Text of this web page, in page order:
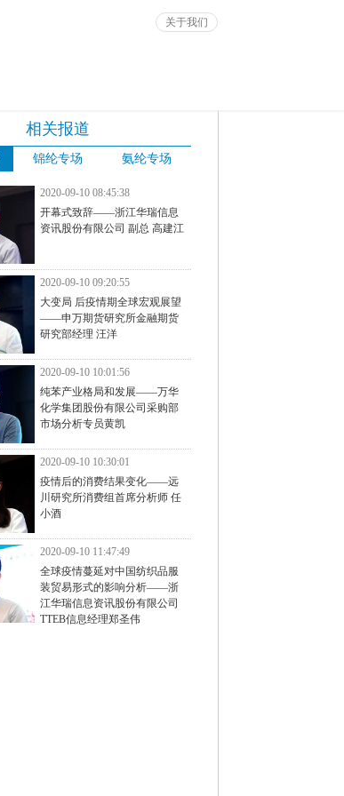
关于我们
相关报道
锦纶专场 氨纶专场
2020-09-10 08:45:38
开幕式致辞——浙江华瑞信息
资讯股份有限公司 副总 高建江
2020-09-10 09:20:55
大变局 后疫情期全球宏观展望
——申万期货研究所金融期货
研究部经理 汪洋
2020-09-10 10:01:56
纯苯产业格局和发展——万华
化学集团股份有限公司采购部
市场分析专员黄凯
2020-09-10 10:30:01
疫情后的消费结果变化——远
川研究所消费组首席分析师 任
小酒
2020-09-10 11:47:49
全球疫情蔓延对中国纺织品服
装贸易形式的影响分析——浙
江华瑞信息资讯股份有限公司
TTEB信息经理郑圣伟